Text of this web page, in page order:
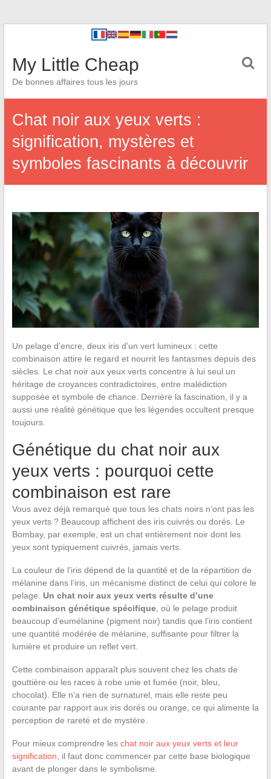
My Little Cheap
De bonnes affaires tous les jours
Chat noir aux yeux verts :
signification, mystères et
symboles fascinants à découvrir
Un pelage d’encre, deux iris d’un vert lumineux : cette
combinaison attire le regard et nourrit les fantasmes depuis des
siècles. Le chat noir aux yeux verts concentre à lui seul un
héritage de croyances contradictoires, entre malédiction
supposée et symbole de chance. Derrière la fascination, il y a
aussi une réalité génétique que les légendes occultent presque
toujours.
Génétique du chat noir aux
yeux verts : pourquoi cette
combinaison est rare
Vous avez déjà remarqué que tous les chats noirs n’ont pas les
yeux verts ? Beaucoup affichent des iris cuivrés ou dorés. Le
Bombay, par exemple, est un chat entièrement noir dont les
yeux sont typiquement cuivrés, jamais verts.
La couleur de l’iris dépend de la quantité et de la répartition de
mélanine dans l’iris, un mécanisme distinct de celui qui colore le
pelage. Un chat noir aux yeux verts résulte d’une
combinaison génétique spécifique, où le pelage produit
beaucoup d’eumélanine (pigment noir) tandis que l’iris contient
une quantité modérée de mélanine, suffisante pour filtrer la
lumière et produire un reflet vert.
Cette combinaison apparaît plus souvent chez les chats de
gouttière ou les races à robe unie et fumée (noir, bleu,
chocolat). Elle n’a rien de surnaturel, mais elle reste peu
courante par rapport aux iris dorés ou orange, ce qui alimente la
perception de rareté et de mystère.
Pour mieux comprendre les chat noir aux yeux verts et leur
signification , il faut donc commencer par cette base biologique
avant de plonger dans le symbolisme.